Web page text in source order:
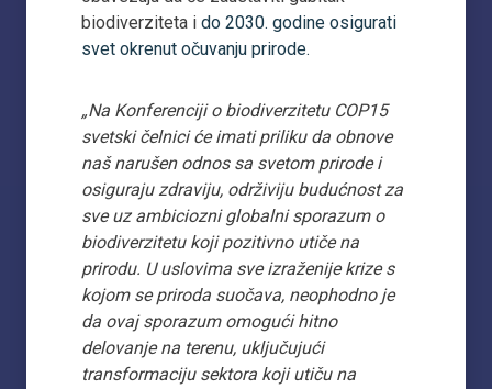
biodiverziteta i do 2030. godine osigurati
svet okrenut očuvanju prirode.
„Na Konferenciji o biodiverzitetu COP15
svetski čelnici će imati priliku da obnove
naš narušen odnos sa svetom prirode i
osiguraju zdraviju, održiviju budućnost za
sve uz ambiciozni globalni sporazum o
biodiverzitetu koji pozitivno utiče na
prirodu. U uslovima sve izraženije krize s
kojom se priroda suočava, neophodno je
da ovaj sporazum omogući hitno
delovanje na terenu, uključujući
transformaciju sektora koji utiču na